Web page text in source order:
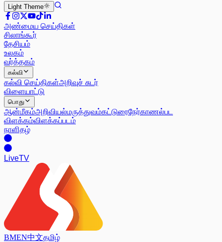
Light Theme
அண்மைய செய்திகள்
சிலாங்கூர்
தேசியம்
உலகம்
வர்த்தகம்
கல்வி
கல்வி செய்திகள்அறிவுச் சுடர்
விளையாட்டு
பொது
ஆன்மீகம்அறிவியல்மருத்துவம்கட்டுரைநேர்காணல்பட
விளக்கம்விளக்கப்படம்
நாளிதழ்
LiveTV
BMEN中文தமிழ்